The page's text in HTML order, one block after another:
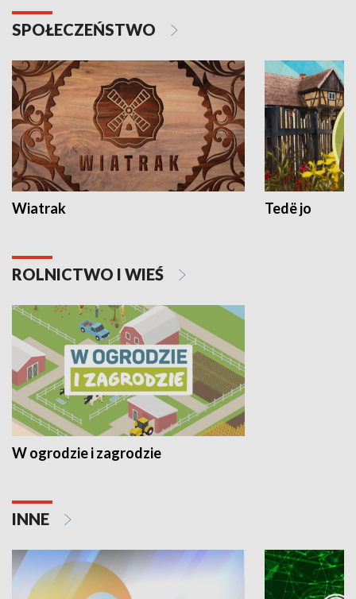
SPOŁECZEŃSTWO
Wiatrak Tedë jo
ROLNICTWO I WIEŚ
W ogrodzie i zagrodzie
INNE